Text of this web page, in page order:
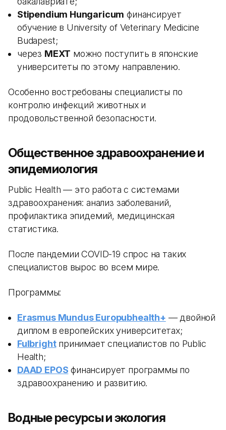
Stipendium Hungaricum финансирует
обучение в University of Veterinary Medicine
Budapest;
через MEXT можно поступить в японские
университеты по этому направлению.
Особенно востребованы специалисты по
контролю инфекций животных и
продовольственной безопасности.
Общественное здравоохранение и
эпидемиология
Public Health — это работа с системами
здравоохранения: анализ заболеваний,
профилактика эпидемий, медицинская
статистика.
После пандемии COVID-19 спрос на таких
специалистов вырос во всем мире.
Программы:
Erasmus Mundus Europubhealth+ — двойной
диплом в европейских университетах;
Fulbrightпринимает специалистов по Public
Health;
DAAD EPOS финансирует программы по
здравоохранению и развитию.
Водные ресурсы и экология